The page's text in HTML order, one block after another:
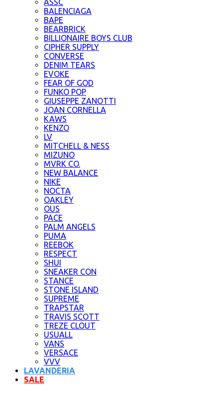
ASSC
BALENCIAGA
BAPE
BEARBRICK
BILLIONAIRE BOYS CLUB
CIPHER SUPPLY
CONVERSE
DENIM TEARS
EVOKE
FEAR OF GOD
FUNKO POP
GIUSEPPE ZANOTTI
JOAN CORNELLA
KAWS
KENZO
LV
MITCHELL & NESS
MIZUNO
MVRK CO.
NEW BALANCE
NIKE
NOCTA
OAKLEY
OUS
PACE
PALM ANGELS
PUMA
REEBOK
RESPECT
SHUI
SNEAKER CON
STANCE
STONE ISLAND
SUPREME
TRAPSTAR
TRAVIS SCOTT
TREZE CLOUT
USUALL
VANS
VERSACE
VVV
LAVANDERIA
SALE